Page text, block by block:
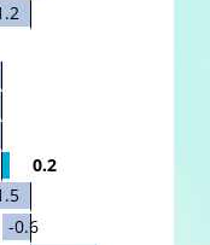
0.2
-0.6